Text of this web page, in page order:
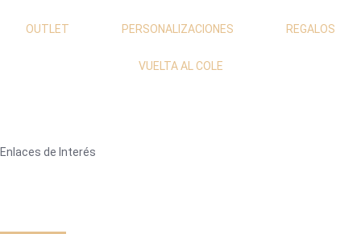
OUTLET PERSONALIZACIONES REGALOS
VUELTA AL COLE
Enlaces de Interés